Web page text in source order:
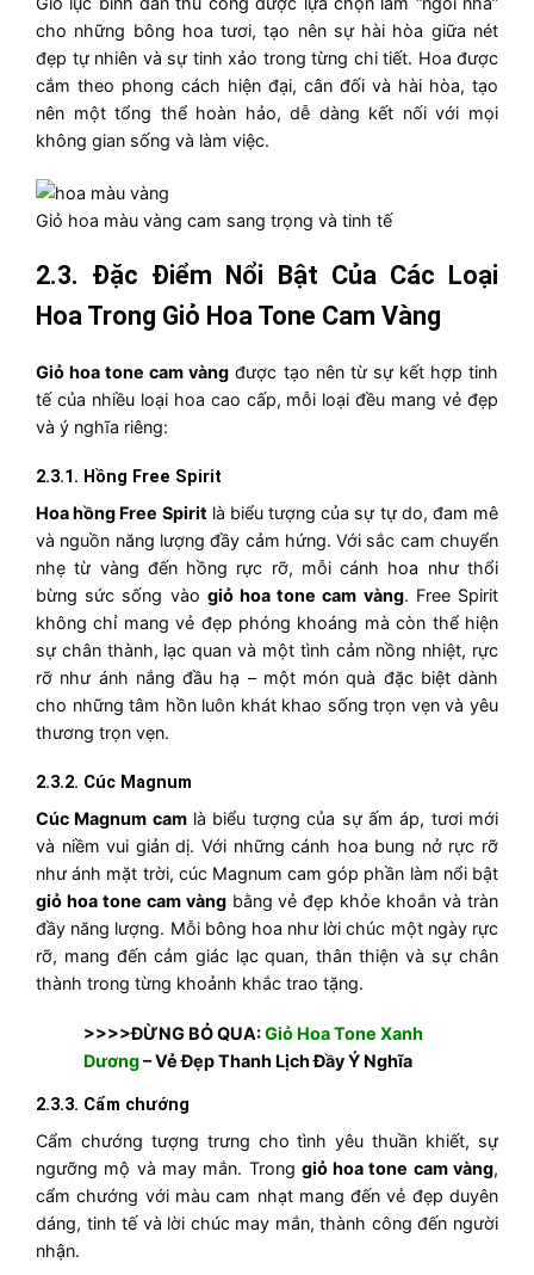
cho những bông hoa tươi, tạo nên sự hài hòa giữa nét
đẹp tự nhiên và sự tinh xảo trong từng chi tiết. Hoa được
cắm theo phong cách hiện đại, cân đối và hài hòa, tạo
nên một tổng thể hoàn hảo, dễ dàng kết nối với mọi
không gian sống và làm việc.
Giỏ hoa màu vàng cam sang trọng và tinh tế
2.3. Đặc Điểm Nổi Bật Của Các Loại
Hoa Trong Giỏ Hoa Tone Cam Vàng
Giỏ hoa tone cam vàng được tạo nên từ sự kết hợp tinh
tế của nhiều loại hoa cao cấp, mỗi loại đều mang vẻ đẹp
và ý nghĩa riêng:
2.3.1. Hồng Free Spirit
Hoa hồng Free Spirit là biểu tượng của sự tự do, đam mê
và nguồn năng lượng đầy cảm hứng. Với sắc cam chuyển
nhẹ từ vàng đến hồng rực rỡ, mỗi cánh hoa như thổi
bừng sức sống vào giỏ hoa tone cam vàng. Free Spirit
không chỉ mang vẻ đẹp phóng khoáng mà còn thể hiện
sự chân thành, lạc quan và một tình cảm nồng nhiệt, rực
rỡ như ánh nắng đầu hạ – một món quà đặc biệt dành
cho những tâm hồn luôn khát khao sống trọn vẹn và yêu
thương trọn vẹn.
2.3.2. Cúc Magnum
Cúc Magnum camlà biểu tượng của sự ấm áp, tươi mới
và niềm vui giản dị. Với những cánh hoa bung nở rực rỡ
như ánh mặt trời, cúc Magnum cam góp phần làm nổi bật
giỏ hoa tone cam vàngbằng vẻ đẹp khỏe khoắn và tràn
đầy năng lượng. Mỗi bông hoa như lời chúc một ngày rực
rỡ, mang đến cảm giác lạc quan, thân thiện và sự chân
thành trong từng khoảnh khắc trao tặng.
>>>>ĐỪNG BỎ QUA:Giỏ Hoa Tone Xanh
Dương– Vẻ Đẹp Thanh Lịch Đầy Ý Nghĩa
2.3.3. Cẩm chướng
Cẩm chướng tượng trưng cho tình yêu thuần khiết, sự
ngưỡng mộ và may mắn. Trong giỏ hoa tone cam vàng,
cẩm chướng với màu cam nhạt mang đến vẻ đẹp duyên
dáng, tinh tế và lời chúc may mắn, thành công đến người
nhận.